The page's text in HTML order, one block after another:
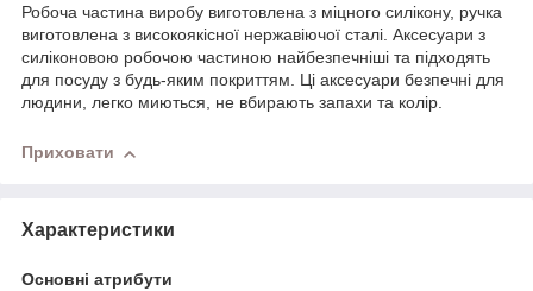
Робоча частина виробу виготовлена з міцного силікону, ручка
виготовлена з високоякісної нержавіючої сталі. Аксесуари з
силіконовою робочою частиною найбезпечніші та підходять
для посуду з будь-яким покриттям. Ці аксесуари безпечні для
людини, легко миються, не вбирають запахи та колір.
Приховати
Характеристики
Основні атрибути